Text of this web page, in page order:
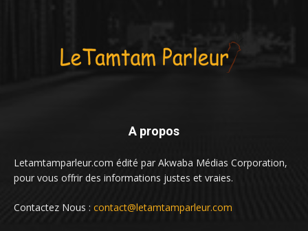
A propos
Letamtamparleur.com édité par Akwaba Médias Corporation,
pour vous offrir des informations justes et vraies.
Contactez Nous : contact@letamtamparleur.com